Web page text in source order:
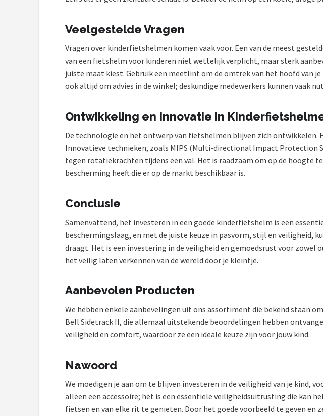
Veelgestelde Vragen
Vragen over kinderfietshelmen komen vaak voor. Een van de meest
van een fietshelm voor kinderen niet wettelijk verplicht, maar sterk
juiste maat kiest. Gebruik een meetlint om de omtrek van het hoofd van
ook altijd om advies in de winkel; deskundige medewerkers kunnen vaak
Ontwikkeling en Innovatie in
De technologie en het ontwerp van fietshelmen blijven zich
Innovatieve technieken, zoals MIPS (Multi-directional Impact Protection
tegen rotatiekrachten tijdens een val. Het is raadzaam om op de hoogte
bescherming heeft die er op de markt beschikbaar is.
Conclusie
Samenvattend, het investeren in een goede kinderfietshelm is een
beschermingslaag, en met de juiste keuze in pasvorm, stijl en veiligheid,
draagt. Het is een investering in de veiligheid en gemoedsrust voor zowel
het veilig laten verkennen van de wereld door je kleintje.
Aanbevolen Producten
We hebben enkele aanbevelingen uit ons assortiment die bekend staan
Bell Sidetrack II, die allemaal uitstekende beoordelingen hebben
veiligheid en comfort, waardoor ze een ideale keuze zijn voor jouw kind.
Nawoord
We moedigen je aan om te blijven investeren in de veiligheid van je kind,
alleen een accessoire; het is een essentiële veiligheidsuitrusting die kan
fietsen en van elke rit te genieten. Door het goede voorbeeld te geven en